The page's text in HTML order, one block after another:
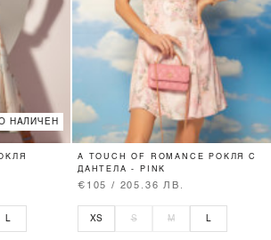
НАЛИЧЕН
A TOUCH OF ROMANCE РОКЛЯ С
ДАНТЕЛА - PINK
€105 / 205.36 ЛВ.
XS S M